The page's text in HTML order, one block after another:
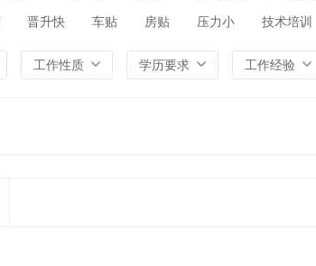
晋升快 车贴 房贴 压力小 技术培训
工作性质 学历要求 工作经验